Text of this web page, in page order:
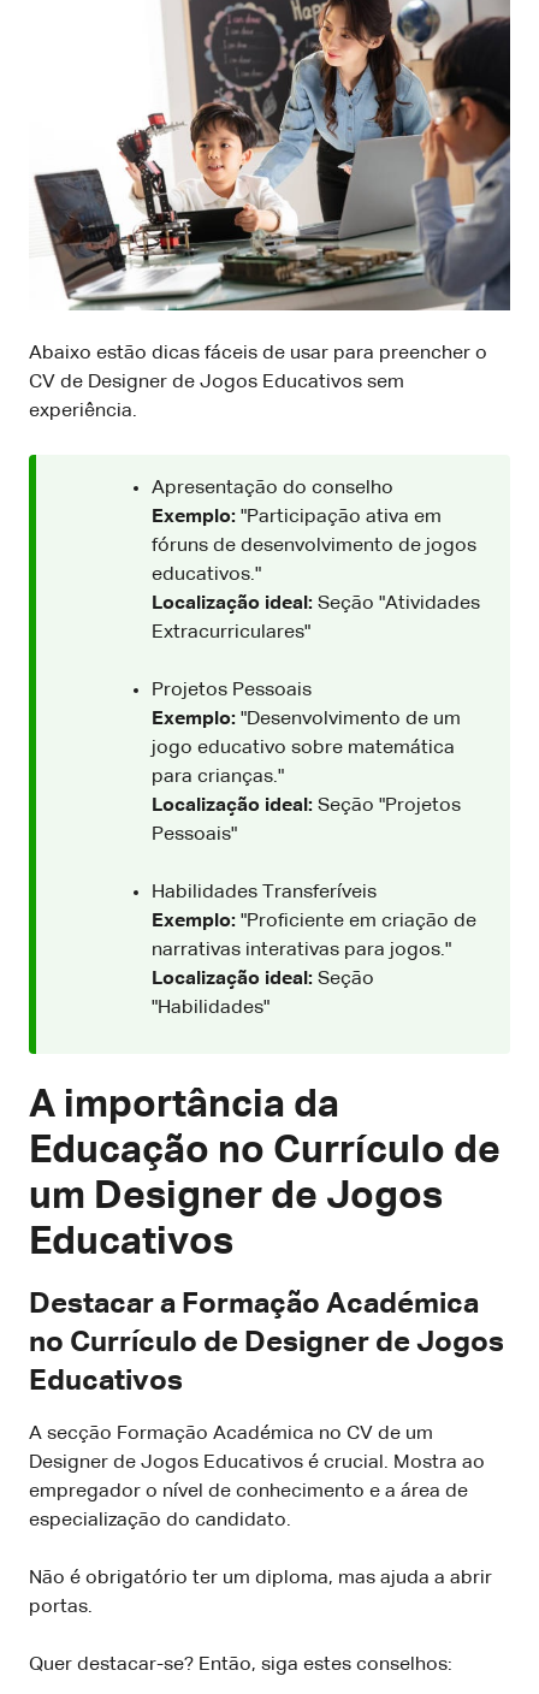
Abaixo estão dicas fáceis de usar para preencher o
CV de Designer de Jogos Educativos sem
experiência.
Apresentação do conselho
Exemplo: "Participação ativa em
fóruns de desenvolvimento de jogos
educativos."
Localização ideal: Seção "Atividades
Extracurriculares"
Projetos Pessoais
Exemplo: "Desenvolvimento de um
jogo educativo sobre matemática
para crianças."
Localização ideal: Seção "Projetos
Pessoais"
Habilidades Transferíveis
Exemplo: "Proficiente em criação de
narrativas interativas para jogos."
Localização ideal: Seção
"Habilidades"
A importância da
Educação no Currículo de
um Designer de Jogos
Educativos
Destacar a Formação Académica
no Currículo de Designer de Jogos
Educativos
A secção Formação Académica no CV de um
Designer de Jogos Educativos é crucial. Mostra ao
empregador o nível de conhecimento e a área de
especialização do candidato.
Não é obrigatório ter um diploma, mas ajuda a abrir
portas.
Quer destacar-se? Então, siga estes conselhos: